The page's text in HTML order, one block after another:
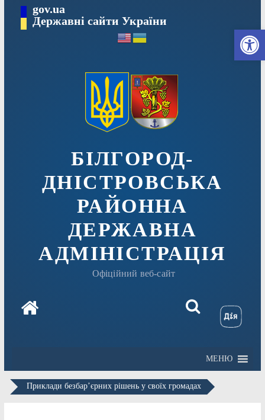
вмісту
gov.ua
Державні сайти України
БІЛГОРОД-
ДНІСТРОВСЬКА
РАЙОННА
ДЕРЖАВНА
АДМІНІСТРАЦІЯ
Офіційний веб-сайт
МЕНЮ
Приклади безбар’єрних рішень у своїх громадах